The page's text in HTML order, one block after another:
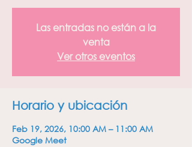
Las entradas no están a la
venta
Ver otros eventos
Horario y ubicación
Feb 19, 2026, 10:00 AM – 11:00 AM
Google Meet